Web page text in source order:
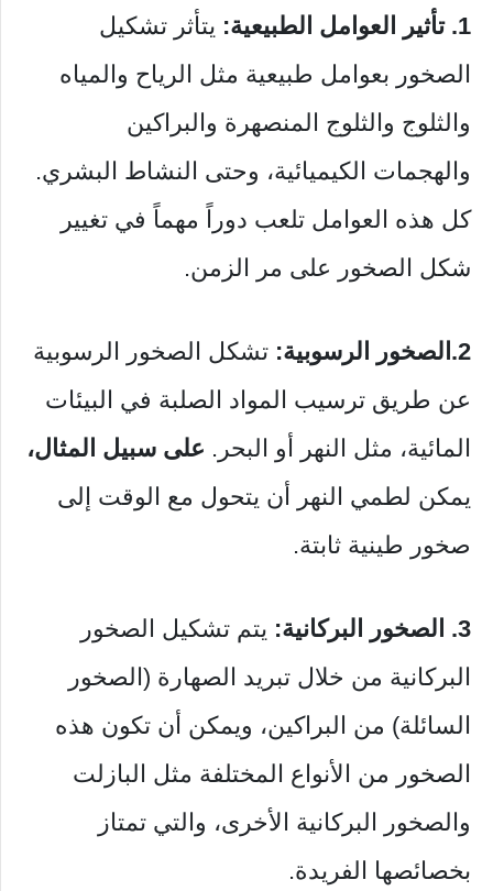
1. تأثير العوامل الطبيعية:
يتأثر تشكيل
الصخور بعوامل طبيعية مثل الرياح والمياه
والثلوج والثلوج المنصهرة والبراكين
والهجمات الكيميائية، وحتى النشاط البشري.
كل هذه العوامل تلعب دوراً مهماً في تغيير
شكل الصخور على مر الزمن.
2.الصخور الرسوبية:
تشكل الصخور الرسوبية
عن طريق ترسيب المواد الصلبة في البيئات
المائية، مثل النهر أو البحر. على سبيل المثال،
يمكن لطمي النهر أن يتحول مع الوقت إلى
صخور طينية ثابتة.
3. الصخور البركانية:
يتم تشكيل الصخور
البركانية من خلال تبريد الصهارة (الصخور
السائلة) من البراكين، ويمكن أن تكون هذه
الصخور من الأنواع المختلفة مثل البازلت
والصخور البركانية الأخرى، والتي تمتاز
بخصائصها الفريدة.